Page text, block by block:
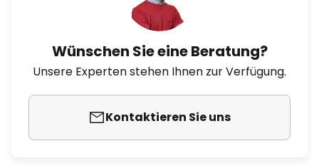
Wünschen Sie eine Beratung?
Unsere Experten stehen Ihnen zur Verfügung.
Kontaktieren Sie uns